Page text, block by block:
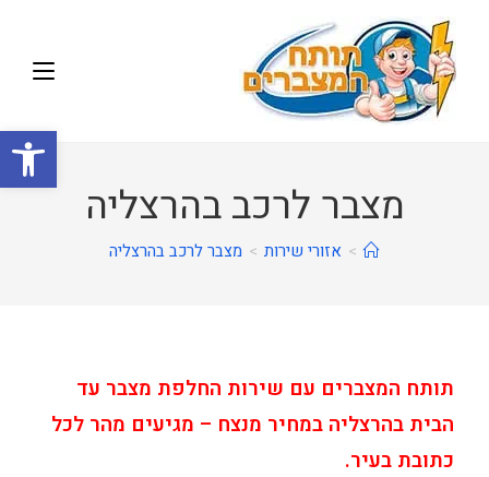
מצבר לרכב בהרצליה
> אזורי שירות > מצבר לרכב בהרצליה
תותח המצברים עם שירות החלפת מצבר עד
הבית בהרצליה במחיר מנצח – מגיעים מהר לכל
כתובת בעיר.